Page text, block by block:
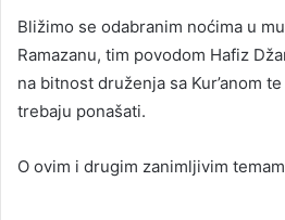
Bližimo se odabranim noćima u
Ramazanu, tim povodom Hafiz
na bitnost druženja sa Kur’anom
trebaju ponašati.
O ovim i drugim zanimljivim